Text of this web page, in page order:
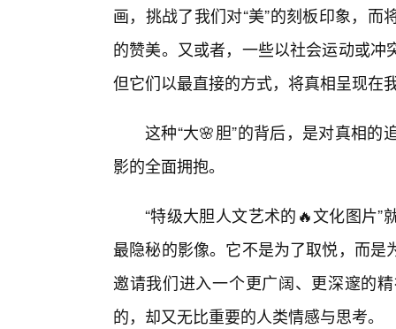
画，挑战了我们对“美”的刻板印象，
的赞美。又或者，一些以社会运动或
但它们以最直接的方式，将真相呈现在
这种“大🌸胆”的背后，是对真相
影的全面拥抱。
“特级大胆人文艺术的🔥文化图片
最隐秘的影像。它不是为了取悦，而
邀请我们进入一个更广阔、更深邃的
的，却又无比重要的人类情感与思考。